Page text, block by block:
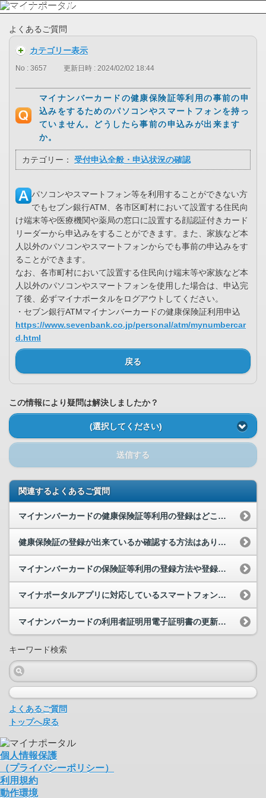
よくあるご質問
カテゴリー表示
No : 3657 更新日時 : 2024/02/02 18:44
マイナンバーカードの健康保険証等利用の事前の申
込みをするためのパソコンやスマートフォンを持っ
ていません。どうしたら事前の申込みが出来ます
か。
カテゴリー： 受付申込全般・申込状況の確認
パソコンやスマートフォン等を利用することができない方
でもセブン銀行ATM、各市区町村において設置する住民向
け端末等や医療機関や薬局の窓口に設置する顔認証付きカード
リーダーから申込みをすることができます。また、家族など本
人以外のパソコンやスマートフォンからでも事前の申込みをす
ることができます。
なお、各市町村において設置する住民向け端末等や家族など本
人以外のパソコンやスマートフォンを使用した場合は、申込完
了後、必ずマイナポータルをログアウトしてください。
・セブン銀行ATMマイナンバーカードの健康保険証利用申込
https://www.sevenbank.co.jp/personal/atm/mynumbercar
d.html
戻る
この情報により疑問は解決しましたか？
(選択してください)
送信する
関連するよくあるご質問
マイナンバーカードの健康保険証等利用の登録はどこから行えますか。
健康保険証の登録が出来ているか確認する方法はありますか。
マイナンバーカードの保険証等利用の登録方法や登録日について教えてください。
マイナポータルアプリに対応しているスマートフォン等を教えてください。
マイナンバーカードの利用者証明用電子証明書の更新をしました。更新してすぐにマイナンバーカードの...
キーワード検索
よくあるご質問
トップへ戻る
個人情報保護
（プライバシーポリシー）
利用規約
動作環境